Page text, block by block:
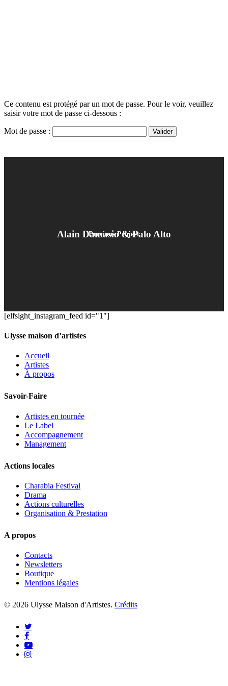
Ce contenu est protégé par un mot de passe. Pour le voir, veuillez
saisir votre mot de passe ci-dessous :
Mot de passe :
Previous Project
Alain Damasio & Palo Alto
[elfsight_instagram_feed id="1"]
Ulysse maison d’artistes
Accueil
Artistes
À propos
Savoir-Faire
Artistes en tournée
Le Label
Accompagnement
Management
Actions locales
Charabia Festival
Drama
Actions culturelles
Organisation & Prestation
A propos
Contacts
Newsletters
Boutique
Mentions légales
© 2026 Ulysse Maison d'Artistes. Crédits
twitter
facebook
youtube
instagram